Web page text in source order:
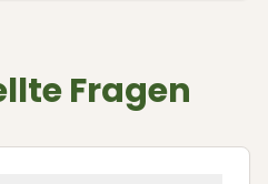
Fragen